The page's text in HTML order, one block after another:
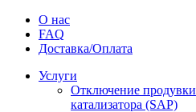
О нас
FAQ
Доставка/Оплата
Услуги
Отключение продувки
катализатора (SAP)